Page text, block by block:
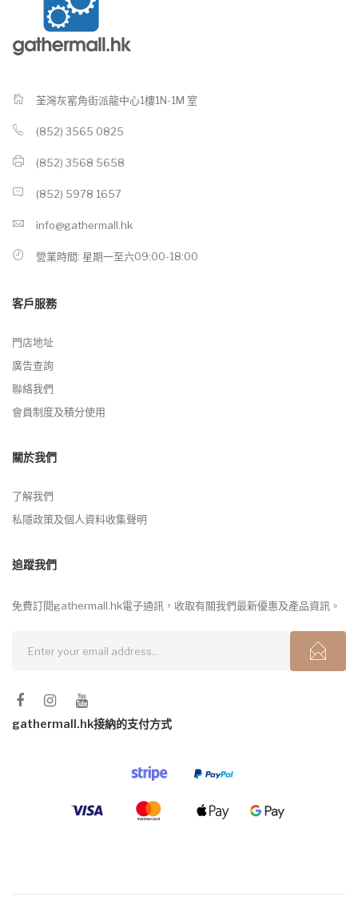
荃灣灰窰角街派龍中心1樓1N-1M 室
(852) 3565 0825
(852) 3568 5658
(852) 5978 1657
info@gathermall.hk
營業時間: 星期一至六09:00-18:00
客戶服務
門店地址
廣告查詢
聯絡我們
會員制度及積分使用
關於我們
了解我們
私隱政策及個人資料收集聲明
追蹤我們
免費訂閱gathermall.hk電子通訊，收取有關我們最新優惠及產品資訊。
gathermall.hk接納的支付方式